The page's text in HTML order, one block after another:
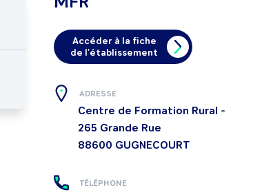
Accéder à la fiche
de l'établissement
ADRESSE
Centre de Formation Rural -
265 Grande Rue
88600 GUGNECOURT
TÉLÉPHONE